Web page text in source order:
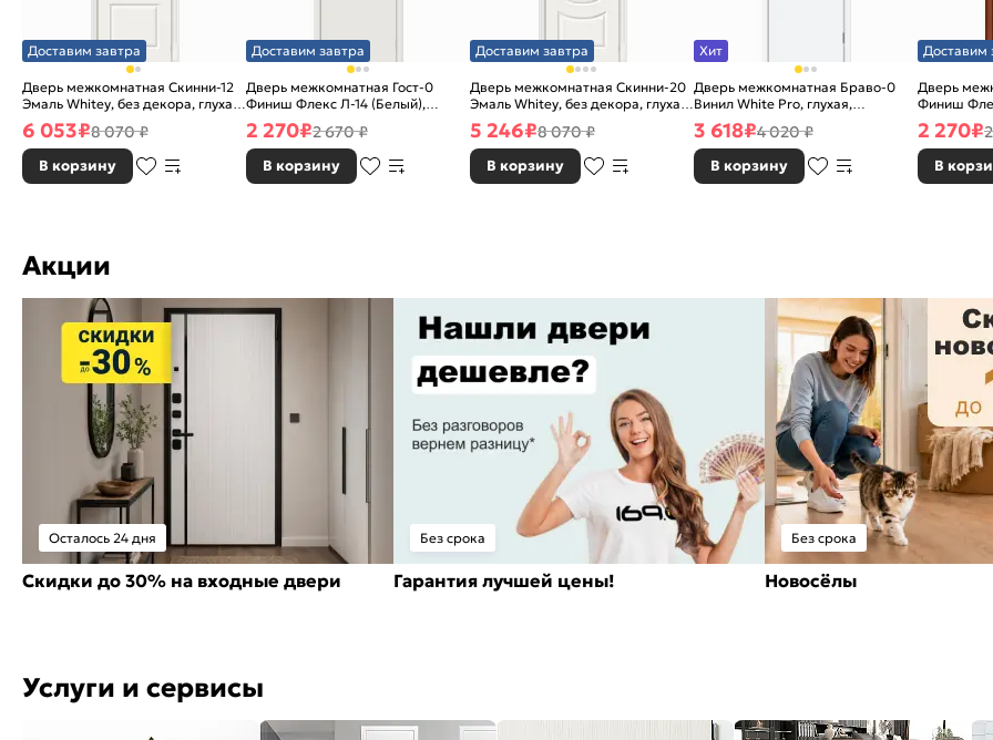
Доставим завтра
Дверь межкомнатная Скинни-12
Эмаль Whitey, без декора, глухая,
без стекла, без кромки, скиновая
6 053₽8 070 ₽
В корзину
Доставим завтра
Дверь межкомнатная Гост-0
Финиш Флекс Л-14 (Белый),
глухая, каркасно-щитовая
2 270₽2 670 ₽
В корзину
Доставим завтра
Дверь межкомнатная Скинни-20
Эмаль Whitey, без декора, глухая,
без стекла, без кромки, скиновая
5 246₽8 070 ₽
В корзину
Хит
Дверь межкомнатная Браво-0
Винил White Pro, глухая,
каркасно-щитовая
3 618₽4 020 ₽
В корзину
Доставим
Дверь
Финиш
Л-11
каркасно-
2 270₽
В
Акции
Осталось 24 дня
Скидки до 30% на входные двери
Без срока
Гарантия лучшей цены!
Без срока
Новосёлы
Услуги и сервисы